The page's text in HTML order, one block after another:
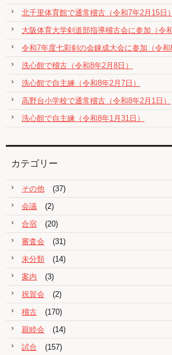
北千里体育館で通常稽古（令和7年2月15日）
大阪体育大学剣道部指導稽古会に参加（令
令和7年度七彩剣の会錬成大会に参加（令和
洗心館で稽古（令和8年2月8日）
洗心館で自主練（令和8年2月7日）
高野台小学校で通常稽古（令和8年2月1日）
洗心館で自主練（令和8年1月31日）
カテゴリー
その他
(37)
会議
(2)
合宿
(20)
審査会
(31)
未分類
(14)
案内
(3)
祝賀会
(2)
稽古
(170)
親睦会
(14)
試合
(157)